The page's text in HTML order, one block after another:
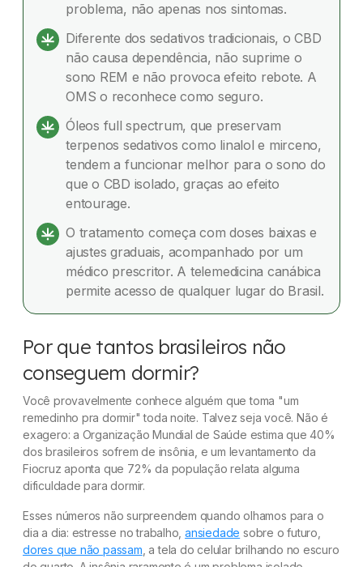
Canabidiol e sono: como funciona na prática
Os terpenos que ninguém menciona
CBD, CBN e THC: qual canabinoide escolher
para o sono?
Na prática: como usar canabidiol para dormir
Canabidiol ou melatonina?
Segurança: o que você precisa saber
Além do CBD: hábitos que fazem diferença
CBD e apneia do sono
Como começar o tratamento
Dúvidas frequentes
problema, não apenas nos sintomas.
Diferente dos sedativos tradicionais, o CBD
não causa dependência, não suprime o
sono REM e não provoca efeito rebote. A
OMS o reconhece como seguro.
Óleos full spectrum, que preservam
terpenos sedativos como linalol e mirceno,
tendem a funcionar melhor para o sono do
que o CBD isolado, graças ao efeito
entourage.
O tratamento começa com doses baixas e
ajustes graduais, acompanhado por um
médico prescritor. A telemedicina canábica
permite acesso de qualquer lugar do Brasil.
Por que tantos brasileiros não
conseguem dormir?
Você provavelmente conhece alguém que toma "um
remedinho pra dormir" toda noite. Talvez seja você. Não é
exagero: a Organização Mundial de Saúde estima que 40%
dos brasileiros sofrem de insônia, e um levantamento da
Fiocruz aponta que 72% da população relata alguma
dificuldade para dormir.
Esses números não surpreendem quando olhamos para o
dia a dia: estresse no trabalho,ansiedade sobre o futuro,
dores que não passam , a tela do celular brilhando no escuro